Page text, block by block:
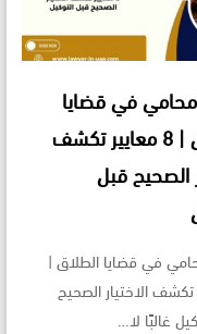
في قضايا
الطلاق | 8 معايير تكشف
الصحيح قبل
في قضايا الطلاق |
تكشف الاختيار الصحيح
غالبًا لا…